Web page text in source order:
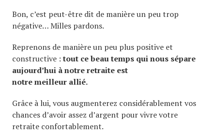
Bon, c’est peut-être dit de manière un peu trop
négative… Milles pardons.
Reprenons de manière un peu plus positive et
constructive :tout ce beau temps qui nous sépare
aujourd’hui à notre retraite est
notre meilleur allié.
Grâce à lui, vous augmenterez considérablement vos
chances d’avoir assez d’argent pour vivre votre
retraite confortablement.